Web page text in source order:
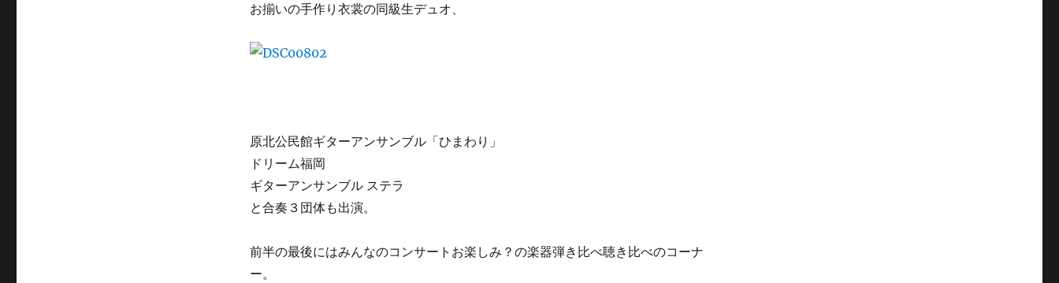
お揃いの手作り衣裳の同級生デュオ、
原北公民館ギターアンサンブル「ひまわり」
ドリーム福岡
ギターアンサンブル ステラ
と合奏３団体も出演。
前半の最後にはみんなのコンサートお楽しみ？の楽器弾き比べ聴き比べのコーナ
ー。